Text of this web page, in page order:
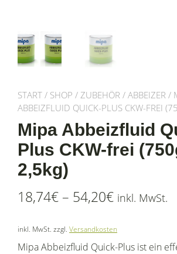
START / SHOP / ZUBEHÖR / ABBEIZER /
ABBEIZFLUID QUICK-PLUS CKW-FREI
Mipa Abbeizfluid
Plus CKW-frei
2,5kg)
18,74€ – 54,20€ inkl. MwSt.
inkl. MwSt. zzgl. Versandkosten
Mipa Abbeizfluid Quick-Plus ist ein